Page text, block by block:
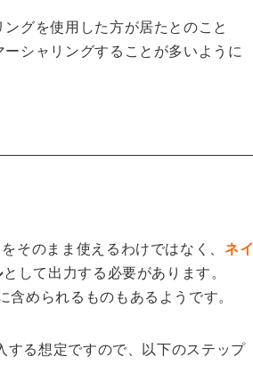
グを使用した方が居たとのこと
シャリングすることが多いように
そのまま使えるわけではなく、ネイ
として出力する必要があります。
められるものもあるようです。
る想定ですので、
以下のステップ